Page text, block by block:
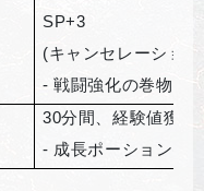
SP+3
(キャンセレーショ
-戦闘強化の巻物と
30分間、経験値獲得
- 成長ポーション